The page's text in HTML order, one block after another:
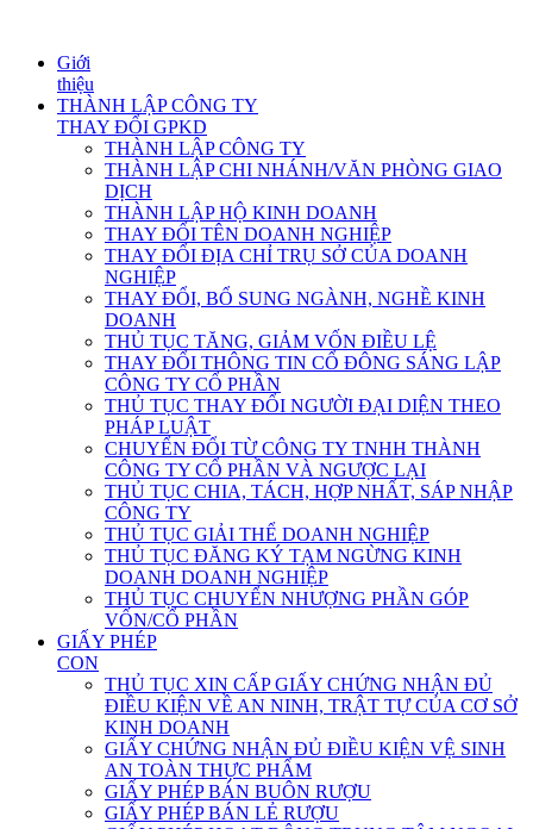
Giới
thiệu
THÀNH LẬP CÔNG TY
THAY ĐỔI GPKD
THÀNH LẬP CÔNG TY
THÀNH LẬP CHI NHÁNH/VĂN PHÒNG GIAO
DỊCH
THÀNH LẬP HỘ KINH DOANH
THAY ĐỔI TÊN DOANH NGHIỆP
THAY ĐỔI ĐỊA CHỈ TRỤ SỞ CỦA DOANH
NGHIỆP
THAY ĐỔI, BỔ SUNG NGÀNH, NGHỀ KINH
DOANH
THỦ TỤC TĂNG, GIẢM VỐN ĐIỀU LỆ
THAY ĐỔI THÔNG TIN CỔ ĐÔNG SÁNG LẬP
CÔNG TY CỔ PHẦN
THỦ TỤC THAY ĐỔI NGƯỜI ĐẠI DIỆN THEO
PHÁP LUẬT
CHUYỂN ĐỔI TỪ CÔNG TY TNHH THÀNH
CÔNG TY CỔ PHẦN VÀ NGƯỢC LẠI
THỦ TỤC CHIA, TÁCH, HỢP NHẤT, SÁP NHẬP
CÔNG TY
THỦ TỤC GIẢI THỂ DOANH NGHIỆP
THỦ TỤC ĐĂNG KÝ TẠM NGỪNG KINH
DOANH DOANH NGHIỆP
THỦ TỤC CHUYỂN NHƯỢNG PHẦN GÓP
VỐN/CỔ PHẦN
GIẤY PHÉP
CON
THỦ TỤC XIN CẤP GIẤY CHỨNG NHẬN ĐỦ
ĐIỀU KIỆN VỀ AN NINH, TRẬT TỰ CỦA CƠ SỞ
KINH DOANH
GIẤY CHỨNG NHẬN ĐỦ ĐIỀU KIỆN VỆ SINH
AN TOÀN THỰC PHẨM
GIẤY PHÉP BÁN BUÔN RƯỢU
GIẤY PHÉP BÁN LẺ RƯỢU